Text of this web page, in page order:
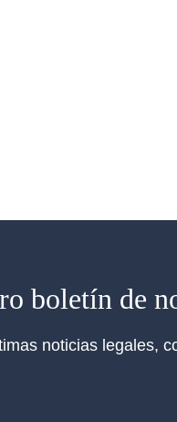
boletín de
noticias legales,